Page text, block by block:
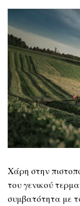
Χάρη στην
του γενικού
συμβατότητα με